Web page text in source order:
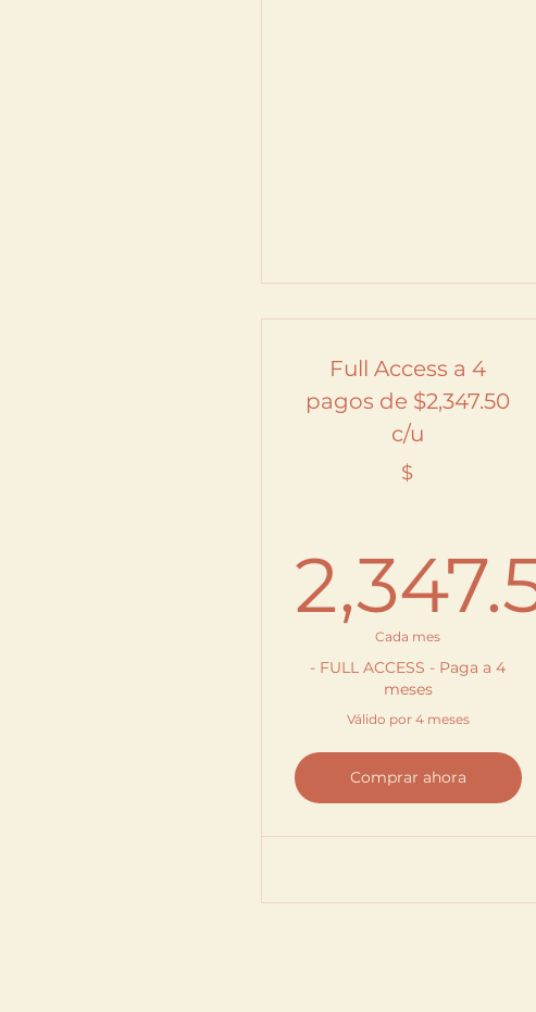
Full Access a 4
pagos de $2,347.50
c/u
$
Cada mes
- FULL ACCESS - Paga a 4
meses
Válido por 4 meses
Comprar ahora